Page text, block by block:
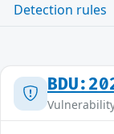
Detection rules